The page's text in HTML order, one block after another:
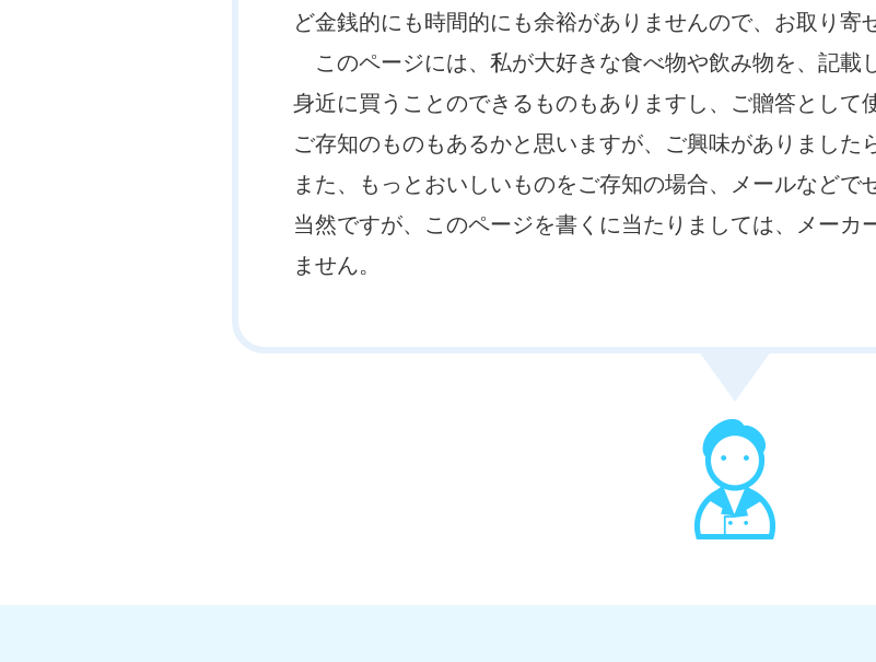
ど金銭的にも時間的にも余裕がありませんので、お取り寄
このページには、私が大好きな食べ物や飲み物を、記載
身近に買うことのできるものもありますし、ご贈答として
ご存知のものもあるかと思いますが、ご興味がありました
また、もっとおいしいものをご存知の場合、メールなどで
当然ですが、このページを書くに当たりましては、メーカ
ません。